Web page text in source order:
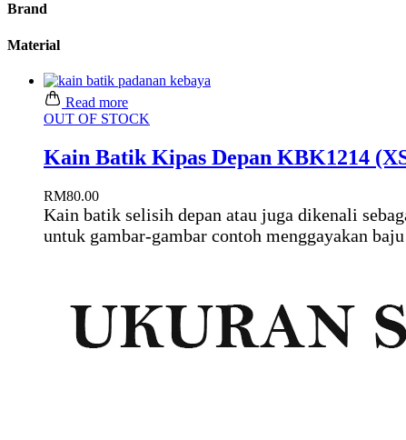
Brand
Material
Read more
OUT OF STOCK
Kain Batik Kipas Depan KBK1214
RM80.00
Kain batik selisih depan atau juga dikenali
untuk gambar-gambar contoh menggayakan